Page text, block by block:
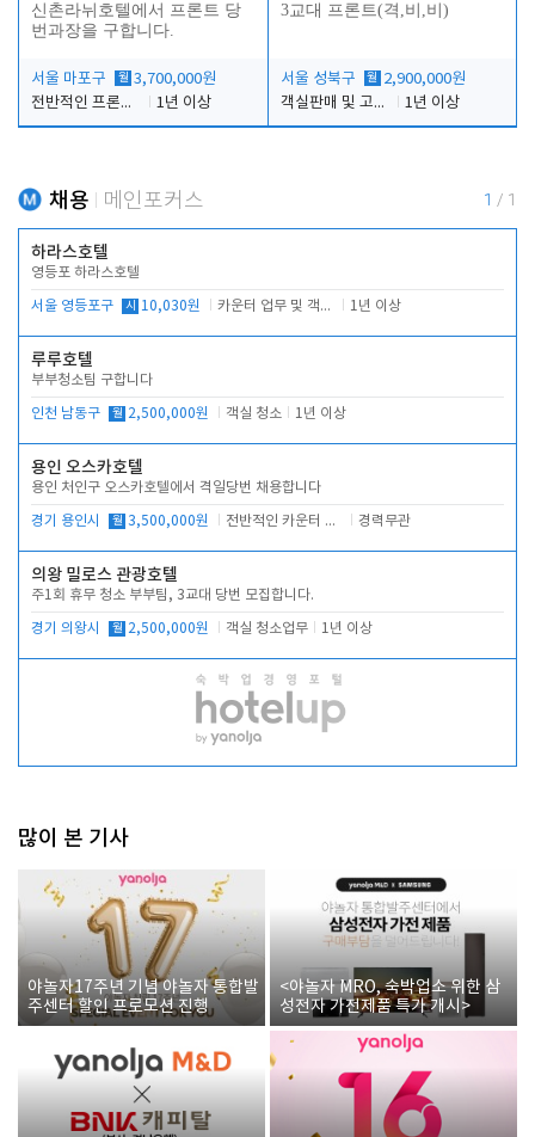
신촌라뉘호텔에서 프론트 당
번과장을 구합니다.
서울 마포구 월 3,700,000원
전반적인 프론트 당번업무
1년 이상
3교대 프론트(격,비,비)
서울 성북구 월 2,900,000원
객실판매 및 고객응대
1년 이상
채용 메인포커스 1 / 1
하라스호텔
영등포 하라스호텔
서울 영등포구 시 10,030원 카운터 업무 및 객실관리(청소상태 확인, 객실판매) 1년 이상
루루호텔
부부청소팀 구합니다
인천 남동구 월 2,500,000원 객실 청소 1년 이상
용인 오스카호텔
용인 처인구 오스카호텔에서 격일당번 채용합니다
경기 용인시 월 3,500,000원 전반적인 카운터 업무 경력무관
의왕 밀로스 관광호텔
주1회 휴무 청소 부부팀, 3교대 당번 모집합니다.
경기 의왕시 월 2,500,000원 객실 청소업무 1년 이상
많이 본 기사
야놀자17주년 기념 야놀자 통합발
주센터 할인 프로모션 진행
<야놀자 MRO, 숙박업소 위한 삼
성전자 가전제품 특가 개시>